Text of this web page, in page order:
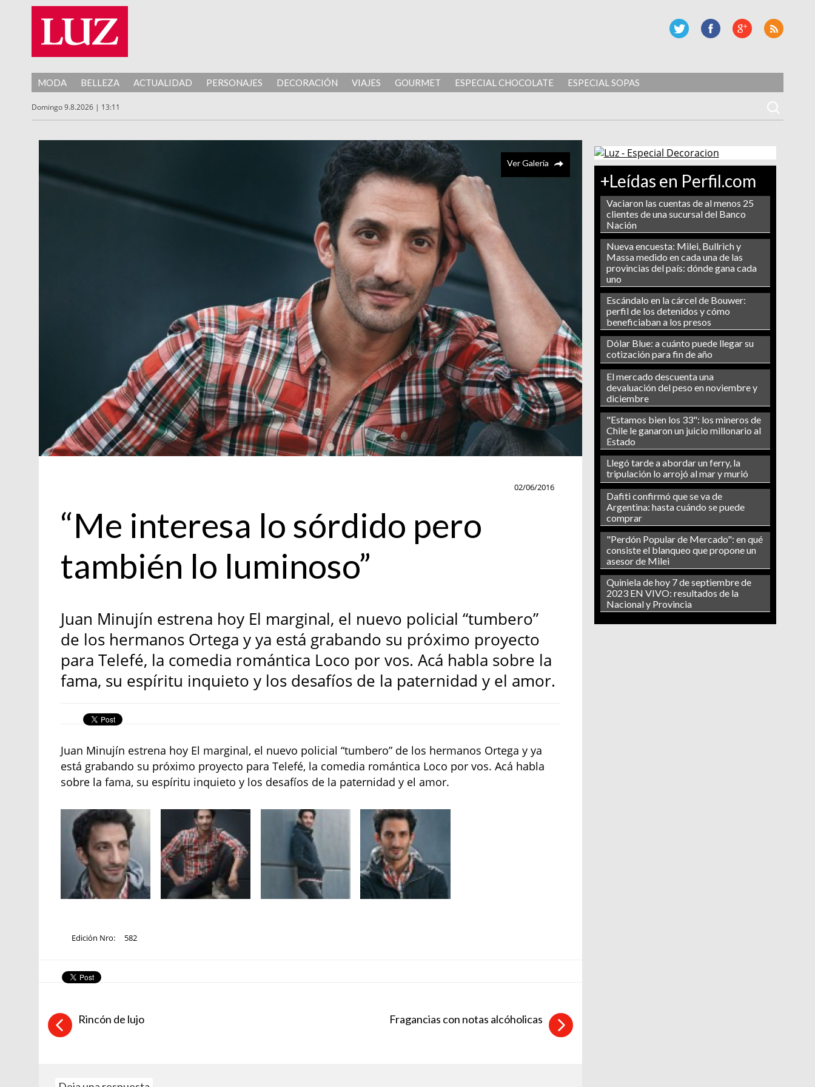
MODA BELLEZA ACTUALIDAD PERSONAJES DECORACIÓN VIAJES GOURMET ESPECIAL CHOCOLATE ESPECIAL SOPAS
Domingo 9.8.2026 | 13:11
+Leídas en Perfil.com
Vaciaron las cuentas de al menos 25
clientes de una sucursal del Banco
Nación
Nueva encuesta: Milei, Bullrich y
Massa medido en cada una de las
provincias del país: dónde gana cada
uno
Escándalo en la cárcel de Bouwer:
perfil de los detenidos y cómo
beneficiaban a los presos
Dólar Blue: a cuánto puede llegar su
cotización para fin de año
El mercado descuenta una
devaluación del peso en noviembre y
diciembre
"Estamos bien los 33": los mineros de
Chile le ganaron un juicio millonario al
Estado
Llegó tarde a abordar un ferry, la
tripulación lo arrojó al mar y murió
Dafiti confirmó que se va de
Argentina: hasta cuándo se puede
comprar
"Perdón Popular de Mercado": en qué
consiste el blanqueo que propone un
asesor de Milei
Quiniela de hoy 7 de septiembre de
2023 EN VIVO: resultados de la
Nacional y Provincia
Ver Galería
02/06/2016
“Me interesa lo sórdido pero
también lo luminoso”
Juan Minujín estrena hoy El marginal, el nuevo policial “tumbero”
de los hermanos Ortega y ya está grabando su próximo proyecto
para Telefé, la comedia romántica Loco por vos. Acá habla sobre la
fama, su espíritu inquieto y los desafíos de la paternidad y el amor.
Juan Minujín estrena hoy El marginal, el nuevo policial “tumbero” de los hermanos Ortega y ya
está grabando su próximo proyecto para Telefé, la comedia romántica Loco por vos. Acá habla
sobre la fama, su espíritu inquieto y los desafíos de la paternidad y el amor.
Edición Nro: 582
Rincón de lujo Fragancias con notas alcóholicas